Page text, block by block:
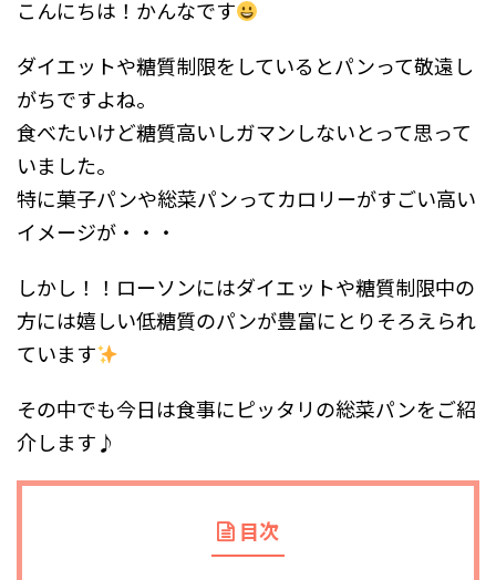
こんにちは！かんなです
ダイエットや糖質制限をしているとパンって敬遠し
がちですよね。
食べたいけど糖質高いしガマンしないとって思って
いました。
特に菓子パンや総菜パンってカロリーがすごい高い
イメージが・・・
しかし！！ローソンにはダイエットや糖質制限中の
方には嬉しい低糖質のパンが豊富にとりそろえられ
ています
その中でも今日は食事にピッタリの総菜パンをご紹
介します♪
目次